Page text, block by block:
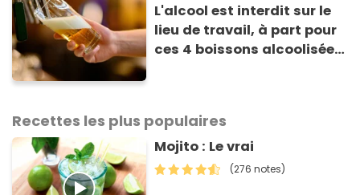
L'alcool est interdit sur le
lieu de travail, à part pour
ces 4 boissons alcoolisées
Recettes les plus populaires
Mojito : Le vrai
(276 notes)